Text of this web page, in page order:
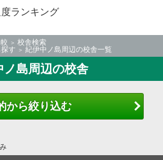
ランキング
校舎検索
す
紀伊中ノ島周辺の校舎一覧
ノ島周辺の校舎
から絞り込む